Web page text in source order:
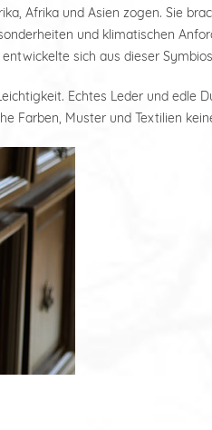
Afrika und Asien zogen. Sie
und klimatischen
sich aus dieser
Echtes Leder und edle
Farben, Muster und Textilien